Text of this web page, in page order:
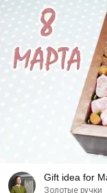
Gift idea for
Золотые ручки